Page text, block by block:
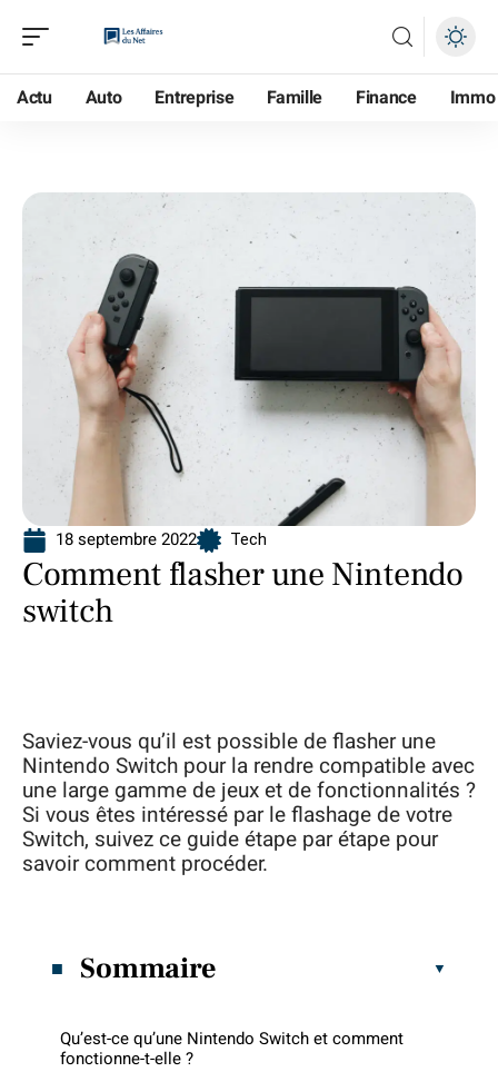
Actu Auto Entreprise Famille Finance Immo
18 septembre 2022 Tech
Comment flasher une Nintendo
switch
Saviez-vous qu’il est possible de flasher une
Nintendo Switch pour la rendre compatible avec
une large gamme de jeux et de fonctionnalités ?
Si vous êtes intéressé par le flashage de votre
Switch, suivez ce guide étape par étape pour
savoir comment procéder.
Sommaire
Qu’est-ce qu’une Nintendo Switch et comment
fonctionne-t-elle ?